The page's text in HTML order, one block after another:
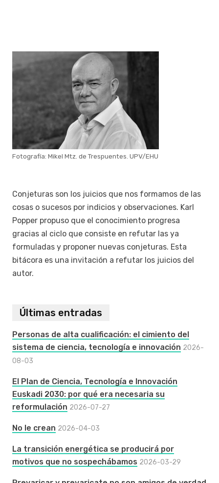
Fotografía: Mikel Mtz. de Trespuentes. UPV/EHU
Conjeturas son los juicios que nos formamos de las
cosas o sucesos por indicios y observaciones. Karl
Popper propuso que el conocimiento progresa
gracias al ciclo que consiste en refutar las ya
formuladas y proponer nuevas conjeturas. Esta
bitácora es una invitación a refutar los juicios del
autor.
Últimas entradas
Personas de alta cualificación: el cimiento del
sistema de ciencia, tecnología e innovación 2026-
08-03
El Plan de Ciencia, Tecnología e Innovación
Euskadi 2030: por qué era necesaria su
reformulación 2026-07-27
No le crean 2026-04-03
La transición energética se producirá por
motivos que no sospechábamos 2026-03-29